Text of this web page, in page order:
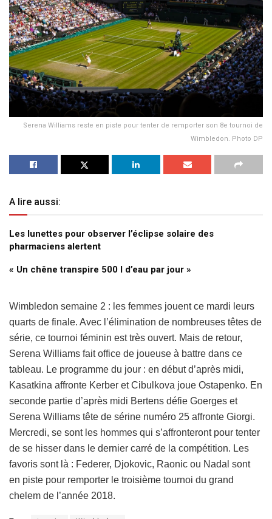
Serena Williams reste en piste pour tenter de remporter son 8e tournoi de
Wimbledon. Photo DP
A lire aussi:
Les lunettes pour observer l’éclipse solaire des
pharmaciens alertent
« Un chêne transpire 500 l d’eau par jour »
Wimbledon semaine 2 : les femmes jouent ce mardi leurs
quarts de finale. Avec l’élimination de nombreuses têtes de
série, ce tournoi féminin est très ouvert. Mais de retour,
Serena Williams fait office de joueuse à battre dans ce
tableau. Le programme du jour : en début d’après midi,
Kasatkina affronte Kerber et Cibulkova joue Ostapenko. En
seconde partie d’après midi Bertens défie Goerges et
Serena Williams tête de sérine numéro 25 affronte Giorgi.
Mercredi, se sont les hommes qui s’affronteront pour tenter
de se hisser dans le dernier carré de la compétition. Les
favoris sont là : Federer, Djokovic, Raonic ou Nadal sont
en piste pour remporter le troisième tournoi du grand
chelem de l’année 2018.